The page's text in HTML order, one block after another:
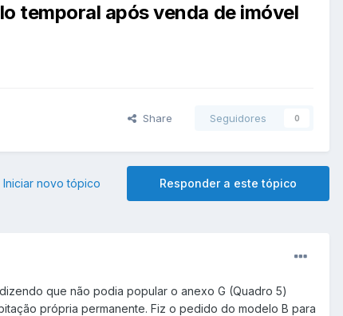
temporal após venda de imóvel
Share Seguidores 0
Responder a este tópico
Iniciar novo tópico
que não podia popular o anexo G (Quadro 5)
própria permanente. Fiz o pedido do modelo B para